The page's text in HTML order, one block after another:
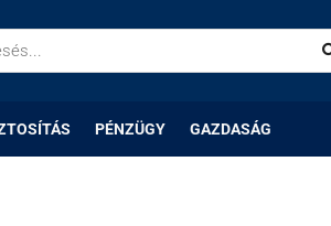
PÉNZÜGY GAZDASÁG